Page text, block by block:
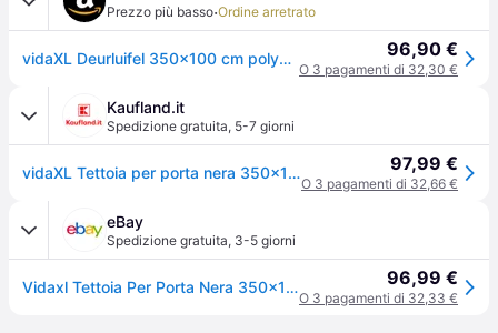
Prezzo più basso·Ordine arretrato
vidaXL Deurluifel 350x100 cm polycarbonaat zwart 96,90 €
O 3 pagamenti di 32,30 €
Kaufland.it
Spedizione gratuita, 5-7 giorni
vidaXL Tettoia per porta nera 350x100 cm in policarbonato 97,99 €
O 3 pagamenti di 32,66 €
eBay
Spedizione gratuita, 3-5 giorni
Vidaxl Tettoia Per Porta Nera 350x100 Cm In Policarbonato 96,99 €
O 3 pagamenti di 32,33 €